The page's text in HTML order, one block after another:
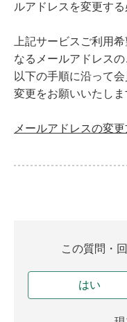
ルアドレスを変更する
上記サービスご利用
なるメールアドレス
以下の手順に沿って
変更をお願いいたしま
メールアドレスの変
この質問・
はい